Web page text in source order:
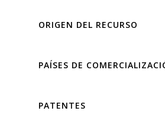
ORIGEN DEL RECURSO
PAÍSES DE
PATENTES